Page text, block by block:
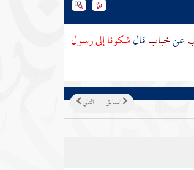
عنخبابقالشكونا إلى رسول
التالي السابق